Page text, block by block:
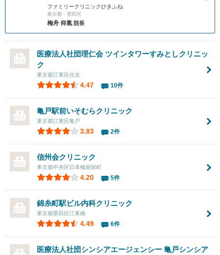
ファミリークリニックひきふね
東京都・墨田区
梅舟 仰胤 院長
医療法人社団理仁会 ツインタワーすみとしクリニッ
ク
東京都江東区住吉
4.47 10件
亀戸駅前いそむらクリニック
東京都江東区亀戸
3.83 2件
信州会クリニック
東京都中央区日本橋堀留町
4.20 5件
錦糸町駅ビル内科クリニック
東京都墨田区江東橋
4.49 6件
医療法人社団シンシアエージェンシー 亀戸シンシア